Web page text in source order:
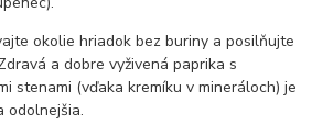
okolie hriadok bez buriny a posilňujte
a dobre vyživená paprika s
stenami (vďaka kremíku v mineráloch) je
odolnejšia.